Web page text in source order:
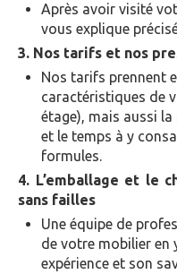
Après avoir visité
vous explique
3. Nos tarifs et nos
Nos tarifs prennent
caractéristiques de
étage), mais aussi la
et le temps à y
formules.
4. L’emballage et le
sans failles
Une équipe de
de votre mobilier
expérience et son